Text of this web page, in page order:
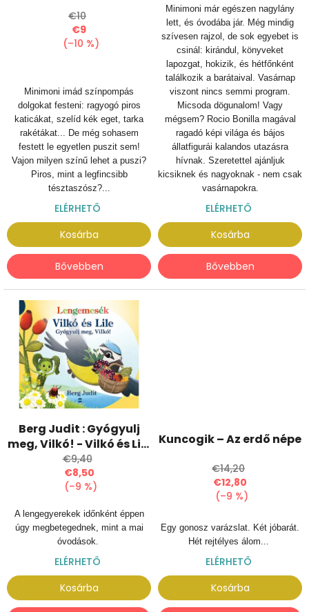
€10
€9
(–10 %)
Minimoni imád színpompás
dolgokat festeni: ragyogó piros
katicákat, szelíd kék eget, tarka
rakétákat... De még sohasem
festett le egyetlen puszit sem!
Vajon milyen színű lehet a puszi?
Piros, mint a legfincsibb
tésztaszósz?...
ELÉRHETŐ
Kosárba
Bővebben
Minimoni már egészen nagylány
lett, és óvodába jár. Még mindig
szívesen rajzol, de sok egyebet is
csinál: kirándul, könyveket
lapozgat, hokizik, és hétfőnként
találkozik a barátaival. Vasárnap
viszont nincs semmi program.
Micsoda dögunalom! Vagy
mégsem? Rocio Bonilla magával
ragadó képi világa és bájos
állatfigurái kalandos utazásra
hívnak. Szeretettel ajánljuk
kicsiknek és nagyoknak - nem csak
vasárnapokra.
ELÉRHETŐ
Kosárba
Bővebben
Berg Judit : Gyógyulj
meg, Vilkó! - Vilkó és Lile
6.
€9,40
€8,50
(–9 %)
A lengegyerekek időnként éppen
úgy megbetegednek, mint a mai
óvodások.
ELÉRHETŐ
Kosárba
Kuncogik – Az erdő népe
€14,20
€12,80
(–9 %)
Egy gonosz varázslat. Két jóbarát.
Hét rejtélyes álom...
ELÉRHETŐ
Kosárba